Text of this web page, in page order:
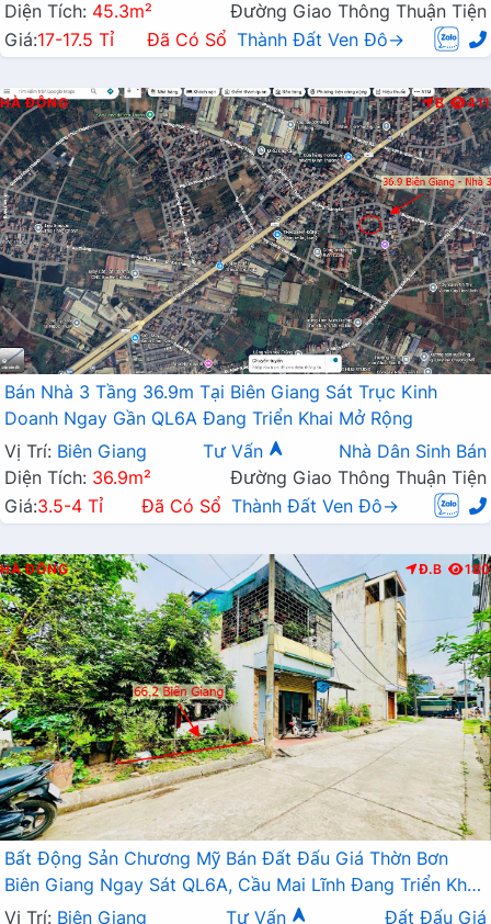
Diện Tích: 45.3m²
Đường Giao Thông Thuận Tiện
Giá:17-17.5 Tỉ Đã Có Sổ Thành Đất Ven Đô→
HÀ ĐÔNG B 411
Bán Nhà 3 Tầng 36.9m Tại Biên Giang Sát Trục Kinh
Doanh Ngay Gần QL6A Đang Triển Khai Mở Rộng
Vị Trí: Biên Giang Tư Vấn
Nhà Dân Sinh Bán
Diện Tích: 36.9m²
Đường Giao Thông Thuận Tiện
Giá:3.5-4 Tỉ Đã Có Sổ Thành Đất Ven Đô→
HÀ ĐÔNG Đ.B 180
Bất Động Sản Chương Mỹ Bán Đất Đấu Giá Thờn Bơn
Biên Giang Ngay Sát QL6A, Cầu Mai Lĩnh Đang Triển Khai
Mở Rộng
Vị Trí: Biên Giang Tư Vấn Đất Đấu Giá